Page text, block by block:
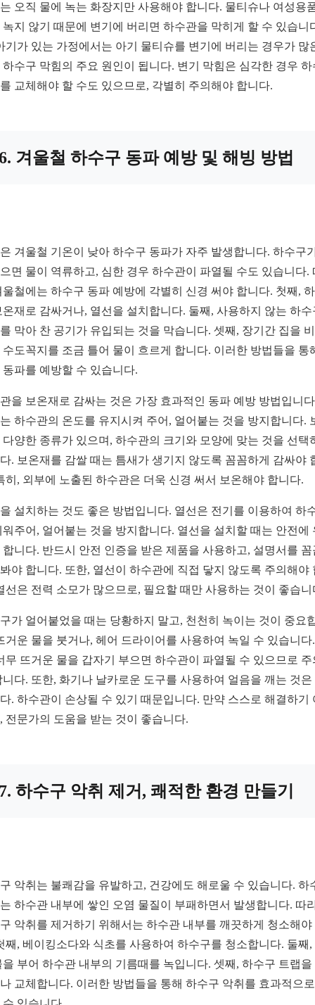
오직 물에 녹는 화장지만 사용해야 합니다. 물티슈나 여성용
녹지 않기 때문에 변기에 버리면 하수관을 막히게 할 수 있습니
기가 있는 가정에서는 아기 물티슈를 변기에 버리는 경우가 많
하수구 막힘의 주요 원인이 됩니다. 변기 막힘은 심각한 경우 하
교체해야 할 수도 있으므로, 각별히 주의해야 합니다.
겨울철 하수구 동파 예방 및 해빙 방법
겨울철 기온이 낮아 하수구 동파가 자주 발생합니다. 하수구
면 물이 역류하고, 심한 경우 하수관이 파열될 수도 있습니다.
울철에는 하수구 동파 예방에 각별히 신경 써야 합니다. 첫째,
온재로 감싸거나, 열선을 설치합니다. 둘째, 사용하지 않는 하수
막아 찬 공기가 유입되는 것을 막습니다. 셋째, 장기간 집을
수도꼭지를 조금 틀어 물이 흐르게 합니다. 이러한 방법들을 통
동파를 예방할 수 있습니다.
을 보온재로 감싸는 것은 가장 효과적인 동파 예방 방법입니
하수관의 온도를 유지시켜 주어, 얼어붙는 것을 방지합니다.
다양한 종류가 있으며, 하수관의 크기와 모양에 맞는 것을 선택
. 보온재를 감쌀 때는 틈새가 생기지 않도록 꼼꼼하게 감싸야
히, 외부에 노출된 하수관은 더욱 신경 써서 보온해야 합니다.
설치하는 것도 좋은 방법입니다. 열선은 전기를 이용하여 하
워주어, 얼어붙는 것을 방지합니다. 열선을 설치할 때는 안전에
합니다. 반드시 안전 인증을 받은 제품을 사용하고, 설명서를 꼼
야 합니다. 또한, 열선이 하수관에 직접 닿지 않도록 주의해야
선은 전력 소모가 많으므로, 필요할 때만 사용하는 것이 좋습니
가 얼어붙었을 때는 당황하지 말고, 천천히 녹이는 것이 중요
거운 물을 붓거나, 헤어 드라이어를 사용하여 녹일 수 있습니다
무 뜨거운 물을 갑자기 부으면 하수관이 파열될 수 있으므로 주
니다. 또한, 화기나 날카로운 도구를 사용하여 얼음을 깨는 것은
. 하수관이 손상될 수 있기 때문입니다. 만약 스스로 해결하기
전문가의 도움을 받는 것이 좋습니다.
하수구 악취 제거, 쾌적한 환경 만들기
악취는 불쾌감을 유발하고, 건강에도 해로울 수 있습니다. 하
하수관 내부에 쌓인 오염 물질이 부패하면서 발생합니다. 따
악취를 제거하기 위해서는 하수관 내부를 깨끗하게 청소해야
째, 베이킹소다와 식초를 사용하여 하수구를 청소합니다. 둘째,
을 부어 하수관 내부의 기름때를 녹입니다. 셋째, 하수구 트랩을
교체합니다. 이러한 방법들을 통해 하수구 악취를 효과적으